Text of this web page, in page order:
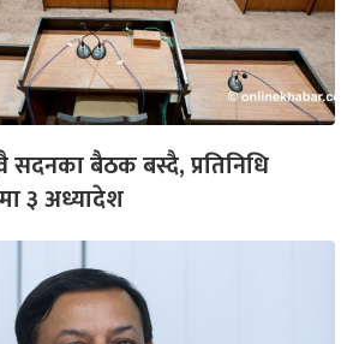
बैठक बस्दै, प्रतिनिधि
३ अध्यादेश